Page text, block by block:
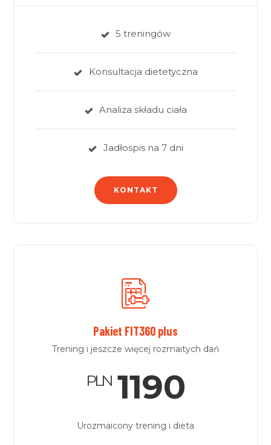
5 treningów
Konsultacja dietetyczna
Analiza składu ciała
Jadłospis na 7 dni
KONTAKT
Pakiet FIT360 plus
Trening i jeszcze więcej rozmaitych dań
PLN 1190
Urozmaicony trening i dieta